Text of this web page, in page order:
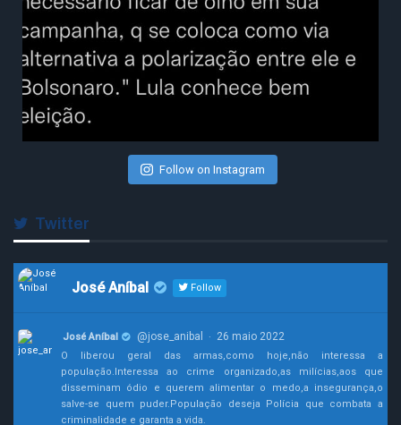
Follow on Instagram
Twitter
José Aníbal Follow
José Aníbal @jose_anibal · 26 maio 2022
O liberou geral das armas,como hoje,não interessa a
população.Interessa ao crime organizado,as milícias,aos que
disseminam ódio e querem alimentar o medo,a insegurança,o
salve-se quem puder.População deseja Polícia que combata a
criminalidade e garanta a vida.